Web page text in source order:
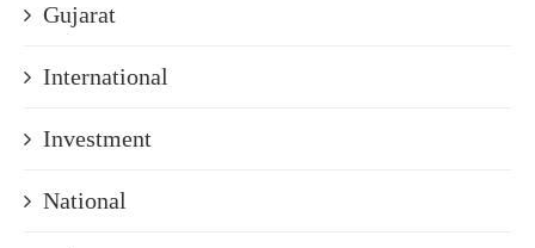
Gujarat
International
Investment
National